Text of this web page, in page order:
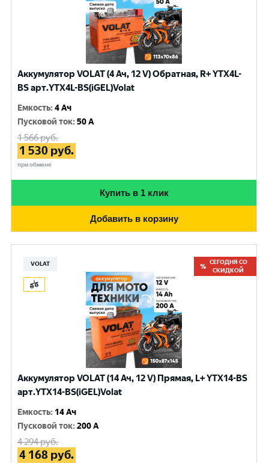
Аккумулятор VOLAT (4 Ач, 12 V) Обратная, R+ YTX4L-
BS арт.YTX4L-BS(iGEL)Volat
Емкость:4 Ач
Пусковой ток:50 A
1 566руб.
1 530 руб.
при обмене
Купить в 1 клик
Добавить в корзину
VOLAT
СЕГОДНЯ СО
СКИДКОЙ
Аккумулятор VOLAT (14 Ач, 12 V) Прямая, L+ YTX14-BS
арт.YTX14-BS(iGEL)Volat
Емкость: 14 Ач
Пусковой ток:200 A
4 294руб.
4 168 руб.